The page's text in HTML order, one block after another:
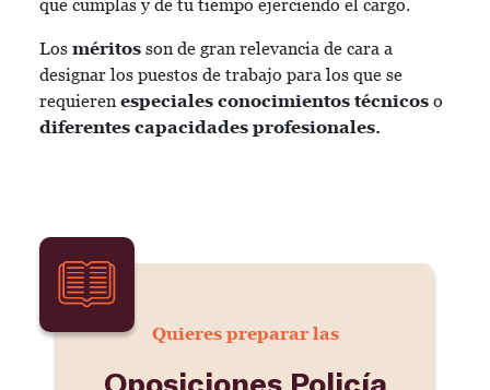
que cumplas y de tu tiempo ejerciendo el cargo.
Los méritos son de gran relevancia de cara a
designar los puestos de trabajo para los que se
requieren especiales conocimientos técnicos o
diferentes capacidades profesionales.
Quieres preparar las
Oposiciones Policía